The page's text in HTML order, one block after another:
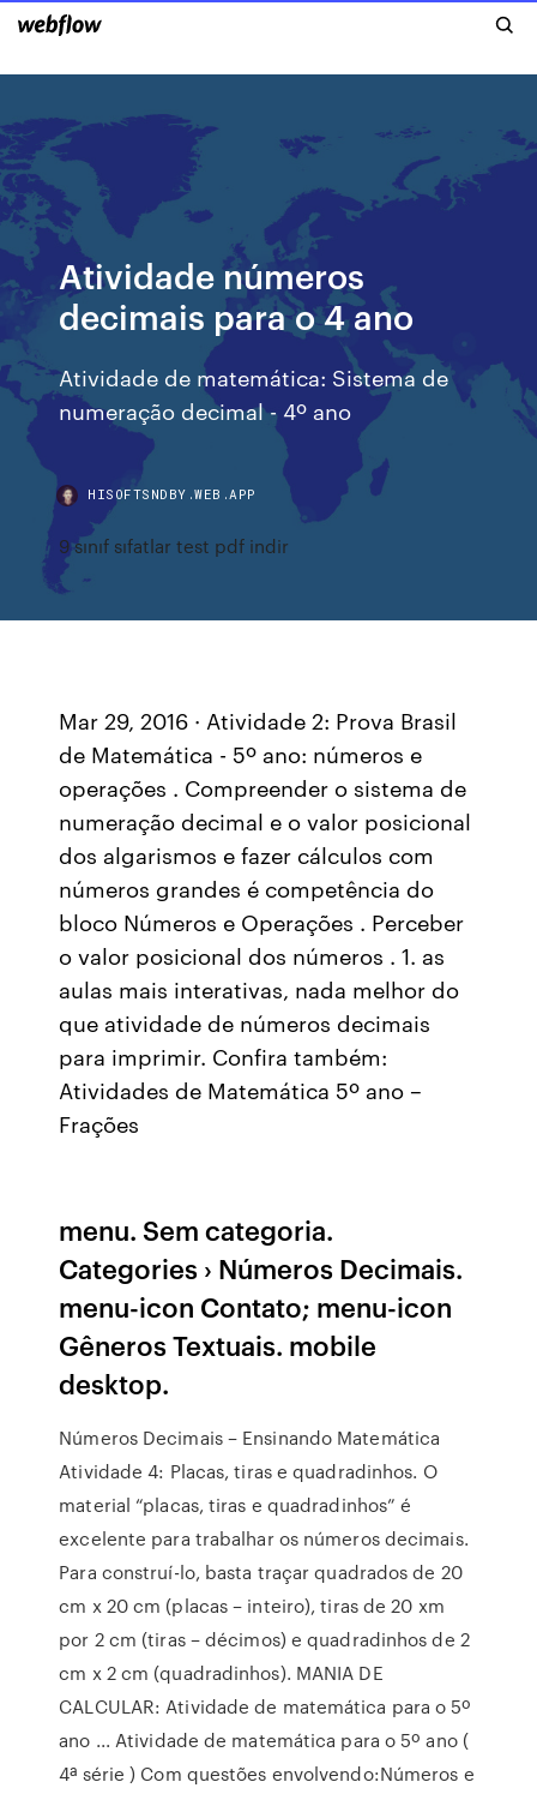
Atividade números
decimais para o 4 ano
Atividade de matemática: Sistema de
numeração decimal - 4º ano
HISOFTSNDBY.WEB.APP
9 sınıf sıfatlar test pdf indir
Mar 29, 2016 · Atividade 2: Prova Brasil
de Matemática - 5º ano: números e
operações . Compreender o sistema de
numeração decimal e o valor posicional
dos algarismos e fazer cálculos com
números grandes é competência do
bloco Números e Operações . Perceber
o valor posicional dos números . 1. as
aulas mais interativas, nada melhor do
que atividade de números decimais
para imprimir. Confira também:
Atividades de Matemática 5º ano –
Frações
menu. Sem categoria.
Categories › Números Decimais.
menu-icon Contato; menu-icon
Gêneros Textuais. mobile
desktop.
Números Decimais – Ensinando Matemática
Atividade 4: Placas, tiras e quadradinhos. O
material “placas, tiras e quadradinhos” é
excelente para trabalhar os números decimais.
Para construí-lo, basta traçar quadrados de 20
cm x 20 cm (placas – inteiro), tiras de 20 xm
por 2 cm (tiras – décimos) e quadradinhos de 2
cm x 2 cm (quadradinhos). MANIA DE
CALCULAR: Atividade de matemática para o 5º
ano ... Atividade de matemática para o 5º ano (
4ª série ) Com questões envolvendo:Números e